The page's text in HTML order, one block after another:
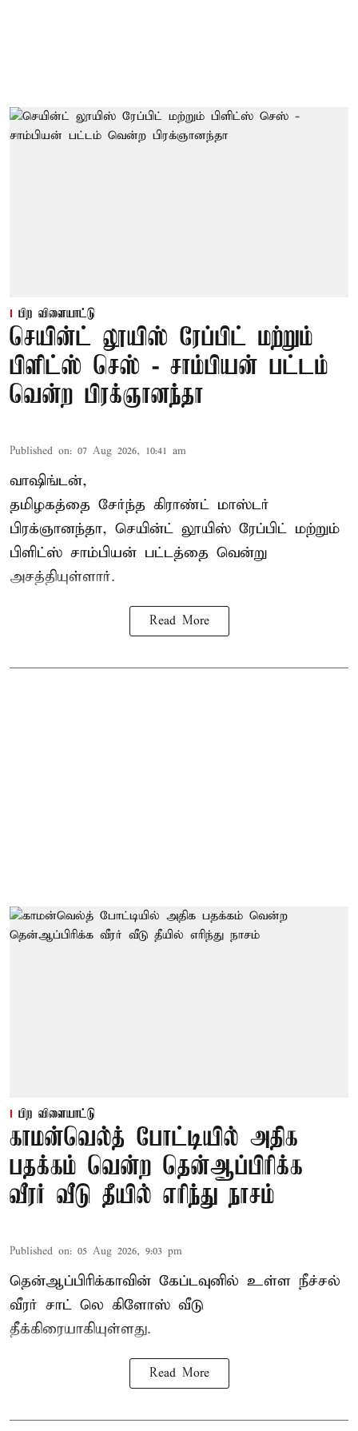
பிற விளையாட்டு
செயின்ட் லூயிஸ் ரேப்பிட் மற்றும்
பிளிட்ஸ் செஸ் - சாம்பியன் பட்டம்
வென்ற பிரக்ஞானந்தா
Published on: 07 Aug 2026, 10:41 am
வாஷிங்டன்,
தமிழகத்தை சேர்ந்த கிராண்ட் மாஸ்டர்
பிரக்ஞானந்தா, செயின்ட் லூயிஸ் ரேப்பிட் மற்றும்
பிளிட்ஸ் சாம்பியன் பட்டத்தை வென்று
அசத்தியுள்ளார்.
Read More
பிற விளையாட்டு
காமன்வெல்த் போட்டியில் அதிக
பதக்கம் வென்ற தென்ஆப்பிரிக்க
வீரர் வீடு தீயில் எரிந்து நாசம்
Published on: 05 Aug 2026, 9:03 pm
தென்ஆப்பிரிக்காவின் கேப்டவுனில் உள்ள நீச்சல்
வீரர் சாட் லெ கிளோஸ் வீடு
தீக்கிரையாகியுள்ளது.
Read More